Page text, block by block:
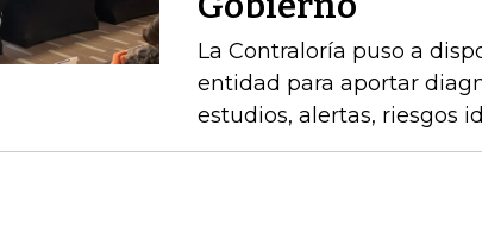
La Contraloría puso a
entidad para aportar
estudios, alertas, riesgos